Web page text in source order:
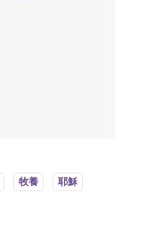
牧養 耶穌